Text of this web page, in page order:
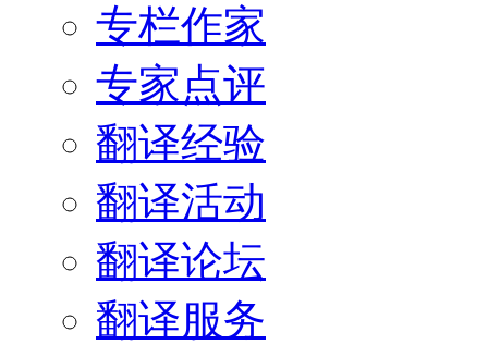
专栏作家
专家点评
翻译经验
翻译活动
翻译论坛
翻译服务